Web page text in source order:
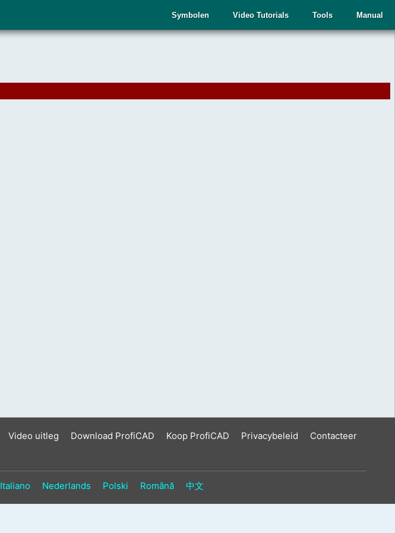
Manual
Tools
Video Tutorials
Symbolen
Video uitleg Download ProfiCAD Koop ProfiCAD Privacybeleid
Contacteer
Italiano Nederlands Polski Română 中文